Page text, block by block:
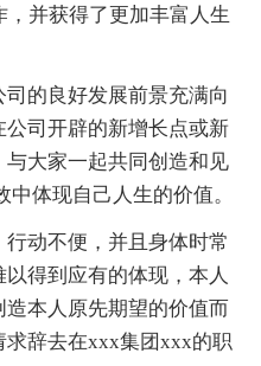
并获得了更加丰富人生
的良好发展前景充满向
司开辟的新增长点或新
大家一起共同创造和见
体现自己人生的价值。
动不便，并且身体时常
得到应有的体现，本人
本人原先期望的价值而
求辞去在xxx集团xxx的职